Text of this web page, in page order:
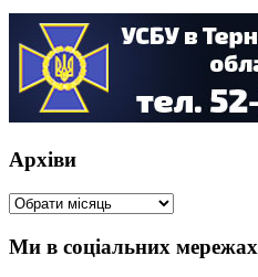
Архіви
Архіви
Ми в соціальних мережах